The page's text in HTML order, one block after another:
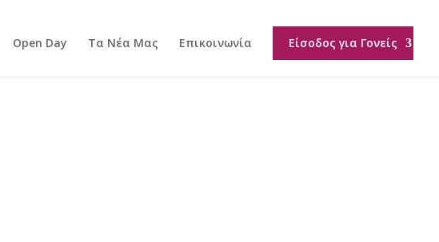
Open Day Τα Νέα Μας Επικοινωνία Είσοδος για Γονείς